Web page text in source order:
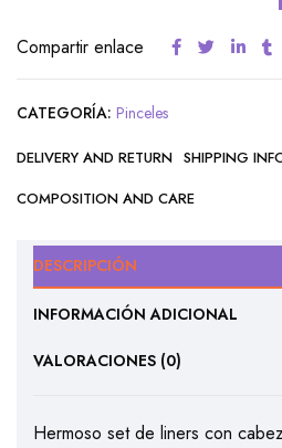
Compartir enlace
CATEGORÍA: Pinceles
DELIVERY AND RETURN SHIPPING
COMPOSITION AND CARE
DESCRIPCIÓN
INFORMACIÓN ADICIONAL
VALORACIONES (0)
Hermoso set de liners con